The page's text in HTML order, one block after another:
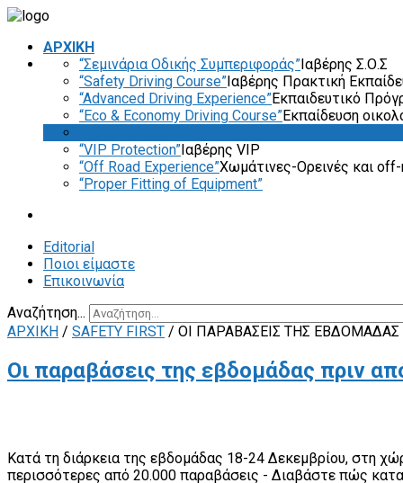
ΑΡΧΙΚΗ
“Σεμινάρια Οδικής Συμπεριφοράς”Ιαβέρης Σ.Ο.Σ
“Safety Driving Course”Ιαβέρης Πρακτική
“Advanced Driving Experience”Εκπαιδευτικό
“Eco & Economy Driving Course”Εκπαίδευση
“VIP Protection”Ιαβέρης VIP
“Off Road Experience”Χωμάτινες-Ορεινές και
“Proper Fitting of Equipment”
Editorial
Ποιοι είμαστε
Επικοινωνία
Αναζήτηση...
ΑΡΧΙΚΗ / SAFETY FIRST / ΟΙ ΠΑΡΑΒΆΣΕΙΣ ΤΗΣ
Οι παραβάσεις της εβδομάδας πριν
Κατά τη διάρκεια της εβδομάδας 18-24 Δεκεμβρίου, στη
περισσότερες από 20.000 παραβάσεις - Διαβάστε πώς